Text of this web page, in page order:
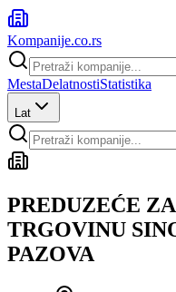
Kompanije.co.rs
MestaDelatnostiStatistika
Lat
PREDUZEĆE
TRGOVINU
PAZOVA